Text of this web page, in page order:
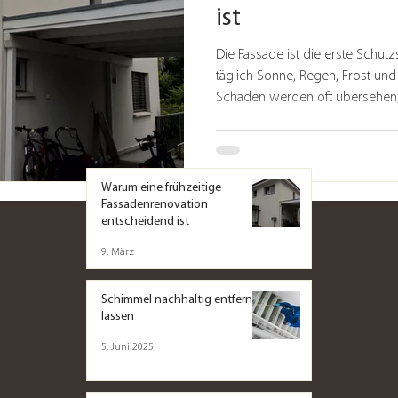
ist
Die Fassade ist die erste
täglich Sonne, Regen, Frost
Schäden werden oft
Typische Anzeichen, dass Ihre
Sichtbare Risse oder
Warum eine frühzeitige
Fassadenrenovation
entscheidend ist
9. März
Schimmel nachhaltig entfernen
lassen
5. Juni 2025